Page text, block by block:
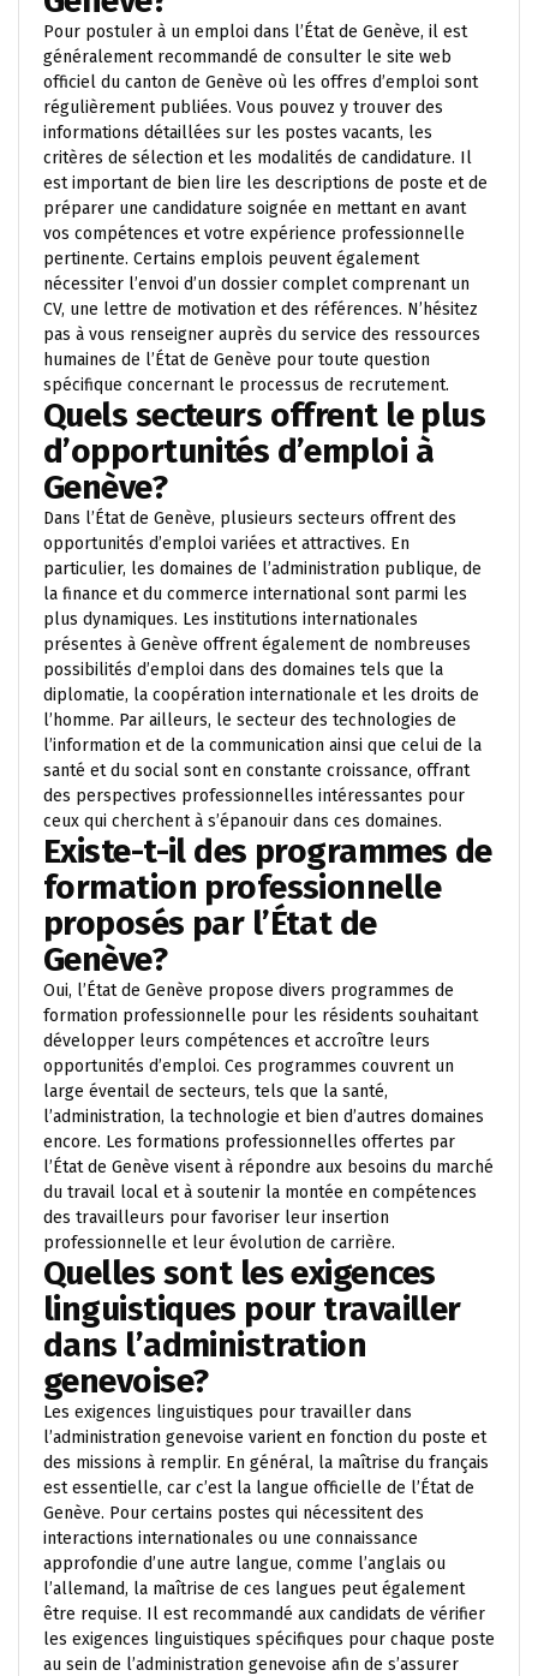
Pour postuler à un emploi dans l’État de Genève, il est
généralement recommandé de consulter le site web
officiel du canton de Genève où les offres d’emploi sont
régulièrement publiées. Vous pouvez y trouver des
informations détaillées sur les postes vacants, les
critères de sélection et les modalités de candidature. Il
est important de bien lire les descriptions de poste et de
préparer une candidature soignée en mettant en avant
vos compétences et votre expérience professionnelle
pertinente. Certains emplois peuvent également
nécessiter l’envoi d’un dossier complet comprenant un
CV, une lettre de motivation et des références. N’hésitez
pas à vous renseigner auprès du service des ressources
humaines de l’État de Genève pour toute question
spécifique concernant le processus de recrutement.
Quels secteurs offrent le plus
d’opportunités d’emploi à
Genève?
Dans l’État de Genève, plusieurs secteurs offrent des
opportunités d’emploi variées et attractives. En
particulier, les domaines de l’administration publique, de
la finance et du commerce international sont parmi les
plus dynamiques. Les institutions internationales
présentes à Genève offrent également de nombreuses
possibilités d’emploi dans des domaines tels que la
diplomatie, la coopération internationale et les droits de
l’homme. Par ailleurs, le secteur des technologies de
l’information et de la communication ainsi que celui de la
santé et du social sont en constante croissance, offrant
des perspectives professionnelles intéressantes pour
ceux qui cherchent à s’épanouir dans ces domaines.
Existe-t-il des programmes de
formation professionnelle
proposés par l’État de
Genève?
Oui, l’État de Genève propose divers programmes de
formation professionnelle pour les résidents souhaitant
développer leurs compétences et accroître leurs
opportunités d’emploi. Ces programmes couvrent un
large éventail de secteurs, tels que la santé,
l’administration, la technologie et bien d’autres domaines
encore. Les formations professionnelles offertes par
l’État de Genève visent à répondre aux besoins du marché
du travail local et à soutenir la montée en compétences
des travailleurs pour favoriser leur insertion
professionnelle et leur évolution de carrière.
Quelles sont les exigences
linguistiques pour travailler
dans l’administration
genevoise?
Les exigences linguistiques pour travailler dans
l’administration genevoise varient en fonction du poste et
des missions à remplir. En général, la maîtrise du français
est essentielle, car c’est la langue officielle de l’État de
Genève. Pour certains postes qui nécessitent des
interactions internationales ou une connaissance
approfondie d’une autre langue, comme l’anglais ou
l’allemand, la maîtrise de ces langues peut également
être requise. Il est recommandé aux candidats de vérifier
les exigences linguistiques spécifiques pour chaque poste
au sein de l’administration genevoise afin de s’assurer